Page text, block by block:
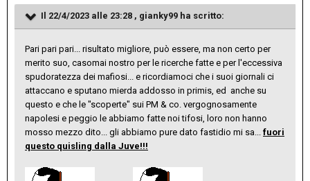
Il 22/4/2023 alle 23:28 , gianky99 ha scritto:
Pari pari pari... risultato migliore, può essere, ma non certo per
merito suo, casomai nostro per le ricerche fatte e per l'eccessiva
spudoratezza dei mafiosi... e ricordiamoci che i suoi giornali ci
attaccano e sputano mierda addosso in primis, ed anche su
questo e che le "scoperte" sui PM & co. vergognosamente
napolesi e peggio le abbiamo fatte noi tifosi, loro non hanno
mosso mezzo dito... gli abbiamo pure dato fastidio mi sa... fuori
questo quisling dalla Juve!!!